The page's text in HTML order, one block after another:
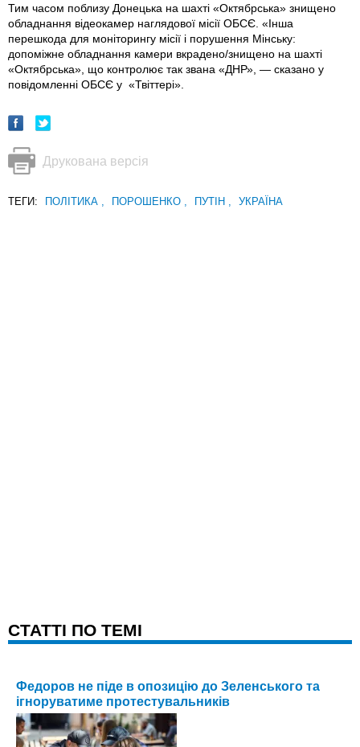
Тим часом поблизу Донецька на шахті «Октябрська» знищено
обладнання відеокамер наглядової місії ОБСЄ. «Інша
перешкода для моніторингу місії і порушення Мінську:
допоміжне обладнання камери вкрадено/знищено на шахті
«Октябрська», що контролює так звана «ДНР», — сказано у
повідомленні ОБСЄ у «Твіттері».
Друкована версія
ТЕГИ: ПОЛІТИКА , ПОРОШЕНКО , ПУТІН , УКРАЇНА
CТАТТІ ПО ТЕМІ
Федоров не піде в опозицію до Зеленського та
ігноруватиме протестувальників